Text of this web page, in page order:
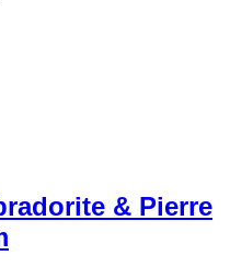
& Pierre